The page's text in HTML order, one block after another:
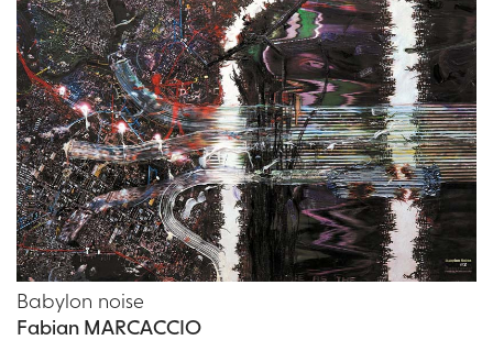
George CONDO
Babylon noise
Fabian MARCACCIO